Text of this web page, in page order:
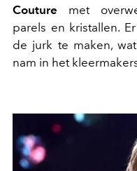
Couture met
parels en kristallen.
de jurk te maken,
nam in het